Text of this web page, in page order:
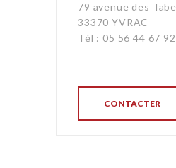
79 avenue des
33370 YVRAC
Tél : 05 56 44 67 92
CONTACTER